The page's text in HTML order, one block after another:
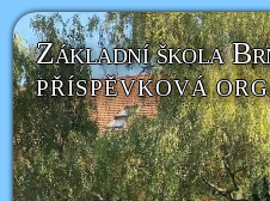
Základní škola
PŘÍSPĚVKOVÁ